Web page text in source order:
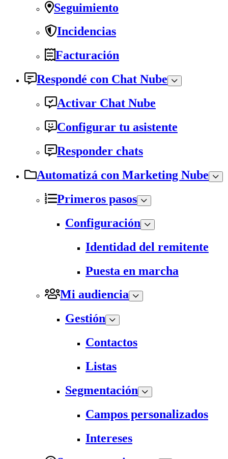
Seguimiento
Incidencias
Facturación
Respondé con Chat Nube
Activar Chat Nube
Configurar tu asistente
Responder chats
Automatizá con Marketing Nube
Primeros pasos
Configuración
Identidad del remitente
Puesta en marcha
Mi audiencia
Gestión
Contactos
Listas
Segmentación
Campos personalizados
Intereses